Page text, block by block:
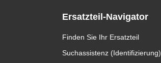
Ersatzteil-Navigator
Finden Sie Ihr Ersatzteil
Suchassistenz (Identifizierung)